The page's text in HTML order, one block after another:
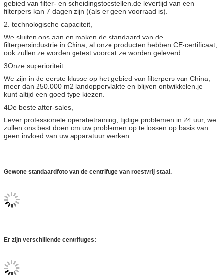
gebied van filter- en scheidingstoestellen.de levertijd van een
filterpers kan 7 dagen zijn ((als er geen voorraad is).
2. technologische capaciteit,
We sluiten ons aan en maken de standaard van de
filterpersindustrie in China, al onze producten hebben CE-certificaat,
ook zullen ze worden getest voordat ze worden geleverd.
3Onze superioriteit.
We zijn in de eerste klasse op het gebied van filterpers van China,
meer dan 250.000 m2 landoppervlakte en blijven ontwikkelen.je
kunt altijd een goed type kiezen.
4De beste after-sales,
Lever professionele operatietraining, tijdige problemen in 24 uur, we
zullen ons best doen om uw problemen op te lossen op basis van
geen invloed van uw apparatuur werken.
Gewone standaardfoto van de centrifuge van roestvrij staal.
Er zijn verschillende centrifuges: